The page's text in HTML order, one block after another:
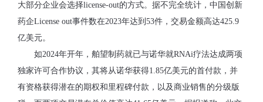
大部分企业会选择license-out的方式。据不完全统计，中国创新
药企License out事件数在2023年达到53件，交易金额高达425.9
亿美元。
如2024年开年，舶望制药就已与诺华就RNAi疗法达成两项
独家许可合作协议，其将从诺华获得1.85亿美元的首付款，并
有资格获得潜在的期权和里程碑付款，以及商业销售的分级版